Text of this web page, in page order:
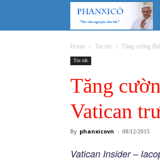
Home Tin tức Tăng cường
Tin tức
Tăng
Vatican
By phanxicovn - 08/12/2015
Vatican Insider –